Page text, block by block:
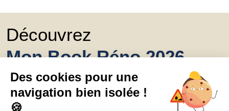
Découvrez
Mon Book Réno 2026,
un catalogue de
conseils et inspirations